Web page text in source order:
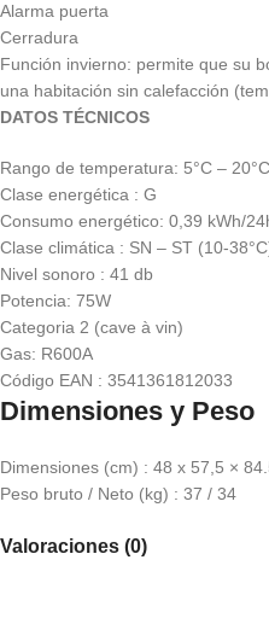
Alarma puerta
Cerradura
Función invierno: permite que su
una habitación sin calefacción
DATOS TÉCNICOS
Rango de temperatura: 5°C –
Clase energética : G
Consumo energético: 0,39 kWh/
Clase climática : SN – ST (10-
Nivel sonoro : 41 db
Potencia: 75W
Categoria 2 (cave à vin)
Gas: R600A
Código EAN : 3541361812033
Dimensiones y Peso
Dimensiones (cm) : 48 x 57,5 ×
Peso bruto / Neto (kg) : 37 / 34
Valoraciones (0)